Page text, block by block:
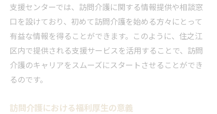
支援センターでは、訪問介護に関する情報提供や相談窓
口を設けており、初めて訪問介護を始める方々にとって
有益な情報を得ることができます。このように、住之江
区内で提供される支援サービスを活用することで、訪問
介護のキャリアをスムーズにスタートさせることができ
るのです。
訪問介護における福利厚生の意義